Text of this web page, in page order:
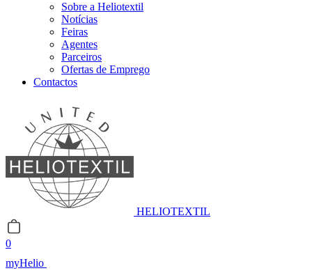
Sobre a Heliotextil
Notícias
Feiras
Agentes
Parceiros
Ofertas de Emprego
Contactos
HELIOTEXTIL
0
myHelio